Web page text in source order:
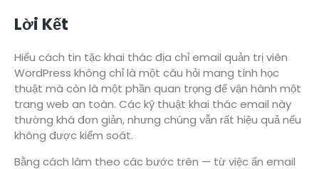
Lời Kết
Hiểu cách tin tặc khai thác địa chỉ email quản trị viên
WordPress không chỉ là một câu hỏi mang tính học
thuật mà còn là một phần quan trọng để vận hành một
trang web an toàn. Các kỹ thuật khai thác email này
thường khá đơn giản, nhưng chúng vẫn rất hiệu quả nếu
không được kiểm soát.
Bằng cách làm theo các bước trên — từ việc ẩn email